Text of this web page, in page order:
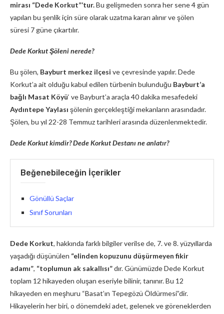
mirası “Dede Korkut”‘tur.Bu gelişmeden sonra her sene 4 gün
yapılan bu şenlik için süre olarak uzatma kararı alınır ve şölen
süresi 7 güne çıkartılır.
Dede Korkut Şöleni nerede?
Bu şölen, Bayburt merkez ilçesi ve çevresinde yapılır. Dede
Korkut’a ait olduğu kabul edilen türbenin bulunduğu Bayburt’a
bağlı Masat Köyü‘ ve Bayburt’a araçla 40 dakika mesafedeki
Aydıntepe Yaylası şölenin gerçekleştiği mekanların arasındadır.
Şölen, bu yıl 22-28 Temmuz tarihleri arasında düzenlenmektedir.
Dede Korkut kimdir?Dede Korkut Destanı ne anlatır?
Beğenebileceğin İçerikler
Gönüllü Saçlar
Sınıf Sorunları
Dede Korkut, hakkında farklı bilgiler verilse de, 7. ve 8. yüzyıllarda
yaşadığı düşünülen “elinden kopuzunu düşürmeyen fikir
adamı”, “toplumun ak sakallısı”dır. Günümüzde Dede Korkut
toplam 12 hikayeden oluşan eseriyle bilinir, tanınır. Bu 12
hikayeden en meşhuru “Basat’ın Tepegözü Öldürmesi”dir.
Hikayelerin her biri, o dönemdeki adet, gelenek ve göreneklerden